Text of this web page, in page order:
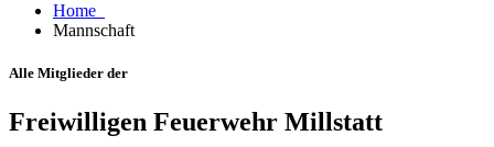
Home
Mannschaft
Alle Mitglieder der
Freiwilligen Feuerwehr Millstatt